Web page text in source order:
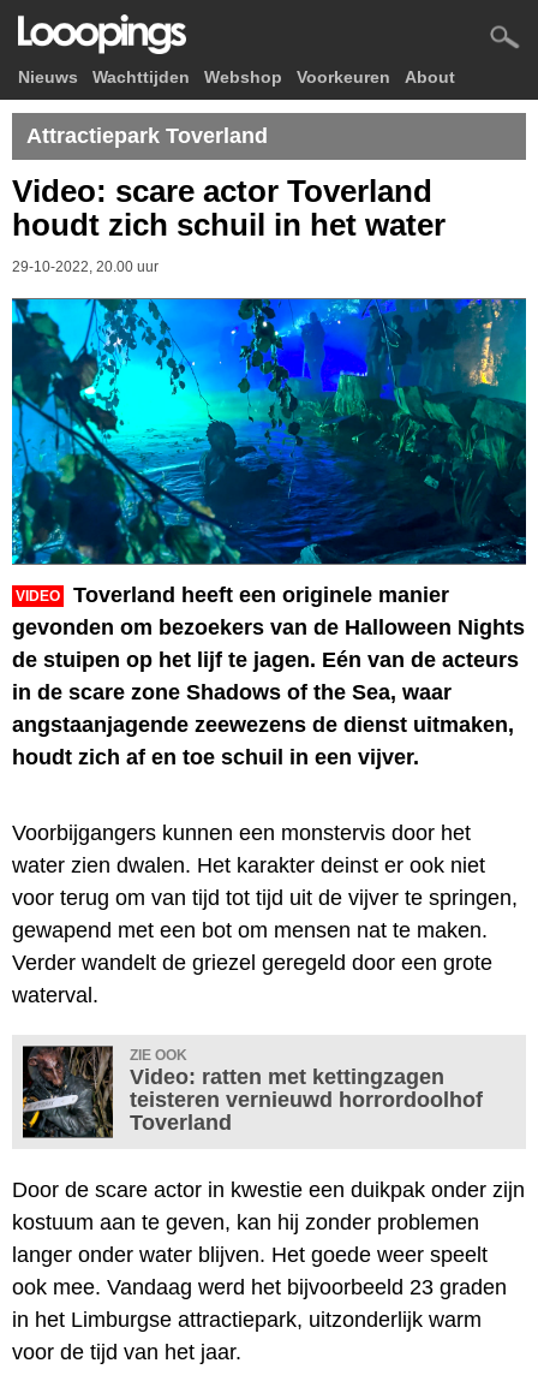
Nieuws Wachttijden Webshop Voorkeuren About
Attractiepark Toverland
Video: scare actor Toverland
houdt zich schuil in het water
29-10-2022, 20.00 uur
VIDEO
Toverland heeft een originele manier
gevonden om bezoekers van de Halloween Nights
de stuipen op het lijf te jagen. Eén van de acteurs
in de scare zone Shadows of the Sea, waar
angstaanjagende zeewezens de dienst uitmaken,
houdt zich af en toe schuil in een vijver.
Voorbijgangers kunnen een monstervis door het
water zien dwalen. Het karakter deinst er ook niet
voor terug om van tijd tot tijd uit de vijver te springen,
gewapend met een bot om mensen nat te maken.
Verder wandelt de griezel geregeld door een grote
waterval.
ZIE OOK
Video: ratten met kettingzagen
teisteren vernieuwd horrordoolhof
Toverland
Door de scare actor in kwestie een duikpak onder zijn
kostuum aan te geven, kan hij zonder problemen
langer onder water blijven. Het goede weer speelt
ook mee. Vandaag werd het bijvoorbeeld 23 graden
in het Limburgse attractiepark, uitzonderlijk warm
voor de tijd van het jaar.